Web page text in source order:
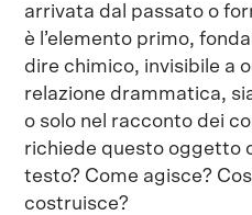
arrivata dal passato o
è l’elemento primo,
dire chimico, invisibile a
relazione drammatica,
o solo nel racconto dei
richiede questo oggetto
testo? Come agisce?
costruisce?